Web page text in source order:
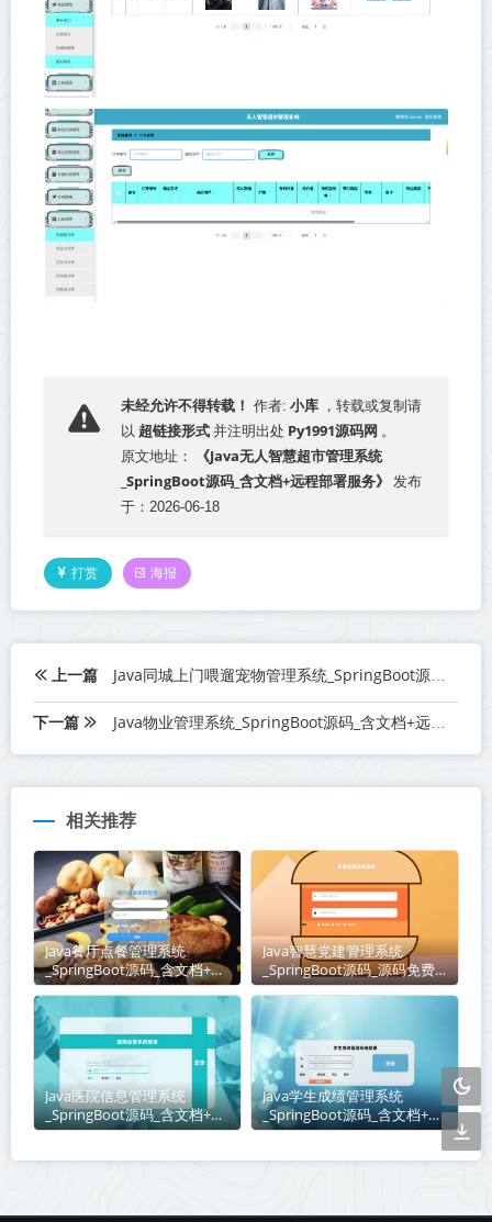
未经允许不得转载！ 作者: 小库 ，转载或复制请
以 超链接形式 并注明出处 Py1991源码网 。
原文地址：
《Java无人智慧超市管理系统
_SpringBoot源码_含文档+远程部署服务》
发布
于：2026-06-18
打赏 海报
上一篇 Java同城上门喂遛宠物管理系统_SpringBoot源码_含文档+远程部署服务
下一篇 Java物业管理系统_SpringBoot源码_含文档+远程部署服务
相关推荐
Java餐厅点餐管理系统
_SpringBoot源码_含文档+远
程部署服务
Java智慧党建管理系统
_SpringBoot源码_源码免费
下载
Java医院信息管理系统
_SpringBoot源码_含文档+远
程部署服务
Java学生成绩管理系统
_SpringBoot源码_含文档+远
程部署服务